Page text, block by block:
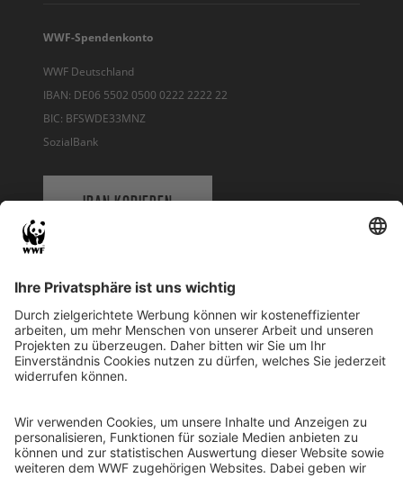
WWF-Spendenkonto
WWF Deutschland
IBAN: DE06 5502 0500 0222 2222 22
BIC: BFSWDE33MNZ
SozialBank
IBAN KOPIEREN
WWF Deutschland
Reinhardtstr. 18
10117 Berlin
Ihre Spende kann steuerlich geltend gemacht werden
Registriert als Stiftung WWF Deutschland, Senatsverwaltung für